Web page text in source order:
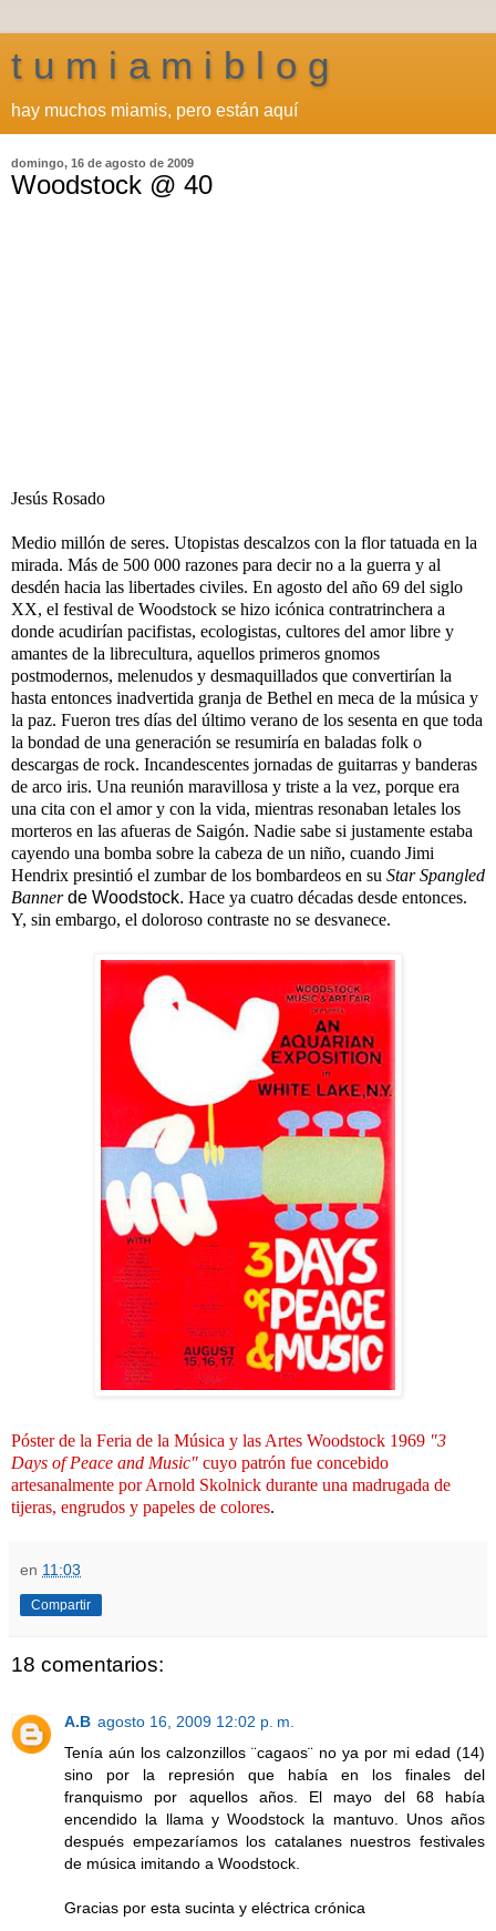
t u m i a m i b l o g
hay muchos miamis, pero están aquí
domingo, 16 de agosto de 2009
Woodstock @ 40
Jesús Rosado
Medio millón de seres. Utopistas descalzos con la flor tatuada en la
mirada. Más de 500 000 razones para decir no a la guerra y al
desdén hacia las libertades civiles. En agosto del año 69 del siglo
XX, el festival de Woodstock se hizo icónica contratrinchera a
donde acudirían pacifistas, ecologistas, cultores del amor libre y
amantes de la librecultura, aquellos primeros gnomos
postmodernos, melenudos y desmaquillados que convertirían la
hasta entonces inadvertida granja de Bethel en meca de la música y
la paz. Fueron tres días del último verano de los sesenta en que toda
la bondad de una generación se resumiría en baladas folk o
descargas de rock. Incandescentes jornadas de guitarras y banderas
de arco iris. Una reunión maravillosa y triste a la vez, porque era
una cita con el amor y con la vida, mientras resonaban letales los
morteros en las afueras de Saigón. Nadie sabe si justamente estaba
cayendo una bomba sobre la cabeza de un niño, cuando Jimi
Hendrix presintió el zumbar de los bombardeos en su Star Spangled
Bannerde Woodstock. Hace ya cuatro décadas desde entonces.
Y, sin embargo, el doloroso contraste no se desvanece.
Póster de la Feria de la Música y las Artes Woodstock 1969 "3
Days of Peace and Music" cuyo patrón fue concebido
artesanalmente por Arnold Skolnick durante una madrugada de
tijeras, engrudos y papeles de colores.
en 11:03
Compartir
18 comentarios:
A.B agosto 16, 2009 12:02 p. m.
Tenía aún los calzonzillos ¨cagaos¨ no ya por mi edad (14)
sino por la represión que había en los finales del
franquismo por aquellos años. El mayo del 68 había
encendido la llama y Woodstock la mantuvo. Unos años
después empezaríamos los catalanes nuestros festivales
de música imitando a Woodstock.
Gracias por esta sucinta y eléctrica crónica